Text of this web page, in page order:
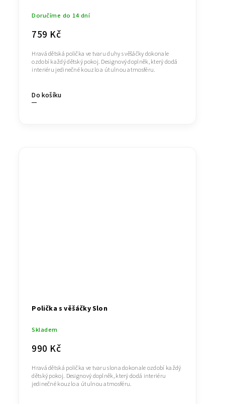
Doručíme do 14 dní
759 Kč
Do košíku
Hravá dětská polička ve tvaru duhy s věšáčky dokonale
ozdobí každý dětský pokoj. Designový doplněk, který dodá
interiéru jedinečné kouzlo a útulnou atmosféru.
Polička s věšáčky Slon
Skladem
990 Kč
Hravá dětská polička ve tvaru slona dokonale ozdobí každý
dětský pokoj. Designový doplněk, který dodá interiéru
jedinečné kouzlo a útulnou atmosféru.